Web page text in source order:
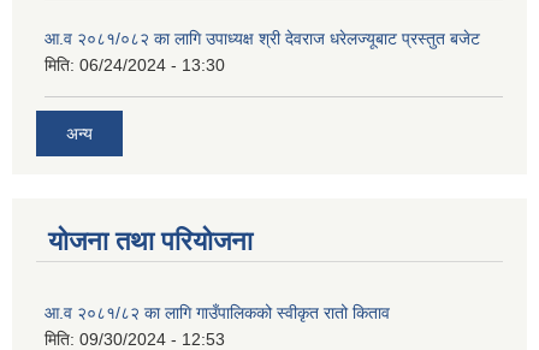
आ.व २०८१/०८२ का लागि उपाध्यक्ष श्री देवराज धरेलज्यूबाट प्रस्तुत बजेट
मिति: 06/24/2024 - 13:30
अन्य
योजना तथा परियोजना
आ.व २०८१/८२ का लागि गाउँपालिकको स्वीकृत रातो किताव
मिति: 09/30/2024 - 12:53